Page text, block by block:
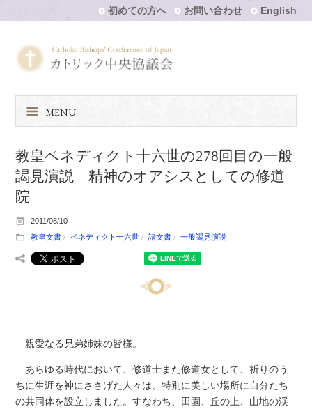
初めての方へ お問い合わせ English
MENU
教皇ベネディクト十六世の278回目の一般
謁見演説 精神のオアシスとしての修道
院
2011/08/10
教皇文書
ベネディクト十六世 諸文書 一般謁見演説
親愛なる兄弟姉妹の皆様。
あらゆる時代において、修道士また修道女として、祈りのう
ちに生涯を神にささげた人々は、特別に美しい場所に自分たち
の共同体を設立しました。すなわち、田園、丘の上、山地の渓